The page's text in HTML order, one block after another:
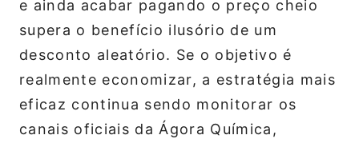
e ainda acabar pagando o preço cheio
supera o benefício ilusório de um
desconto aleatório. Se o objetivo é
realmente economizar, a estratégia mais
eficaz continua sendo monitorar os
canais oficiais da Ágora Química,